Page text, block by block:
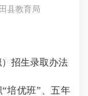
县教育局
招生录取办法
培优班”、五年